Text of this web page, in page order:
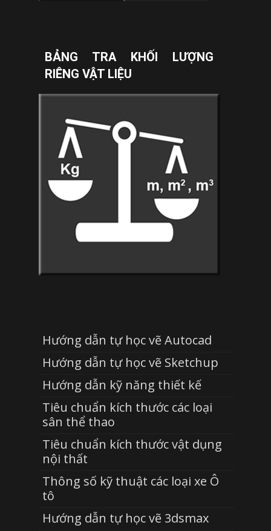
BẢNG TRA KHỐI LƯỢNG
RIÊNG VẬT LIỆU
Hướng dẫn tự học vẽ Autocad
Hướng dẫn tự học vẽ Sketchup
Hướng dẫn kỹ năng thiết kế
Tiêu chuẩn kích thước các loại
sân thể thao
Tiêu chuẩn kích thước vật dụng
nội thất
Thông số kỹ thuật các loại xe Ô
tô
Hướng dẫn tự học vẽ 3dsmax